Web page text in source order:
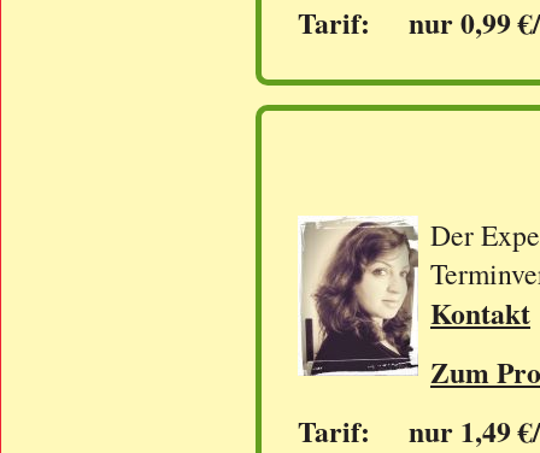
Tarif: nur 0,99
Der
Kontakt
Zum
Tarif: nur 1,49